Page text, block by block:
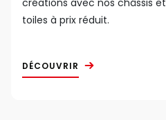
créations avec nos châssis et
toiles à prix réduit.
DÉCOUVRIR